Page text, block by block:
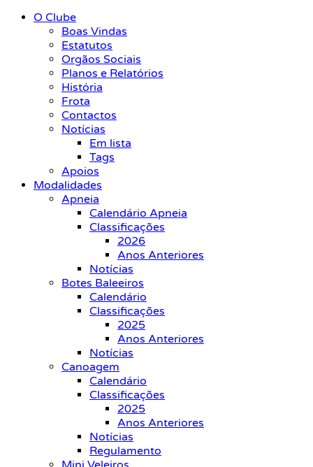
O Clube
Boas Vindas
Estatutos
Orgãos Sociais
Planos e Relatórios
História
Frota
Contactos
Notícias
Em lista
Tags
Apoios
Modalidades
Apneia
Calendário Apneia
Classificações
2026
Anos Anteriores
Notícias
Botes Baleeiros
Calendário
Classificações
2025
Anos Anteriores
Notícias
Canoagem
Calendário
Classificações
2025
Anos Anteriores
Notícias
Regulamento